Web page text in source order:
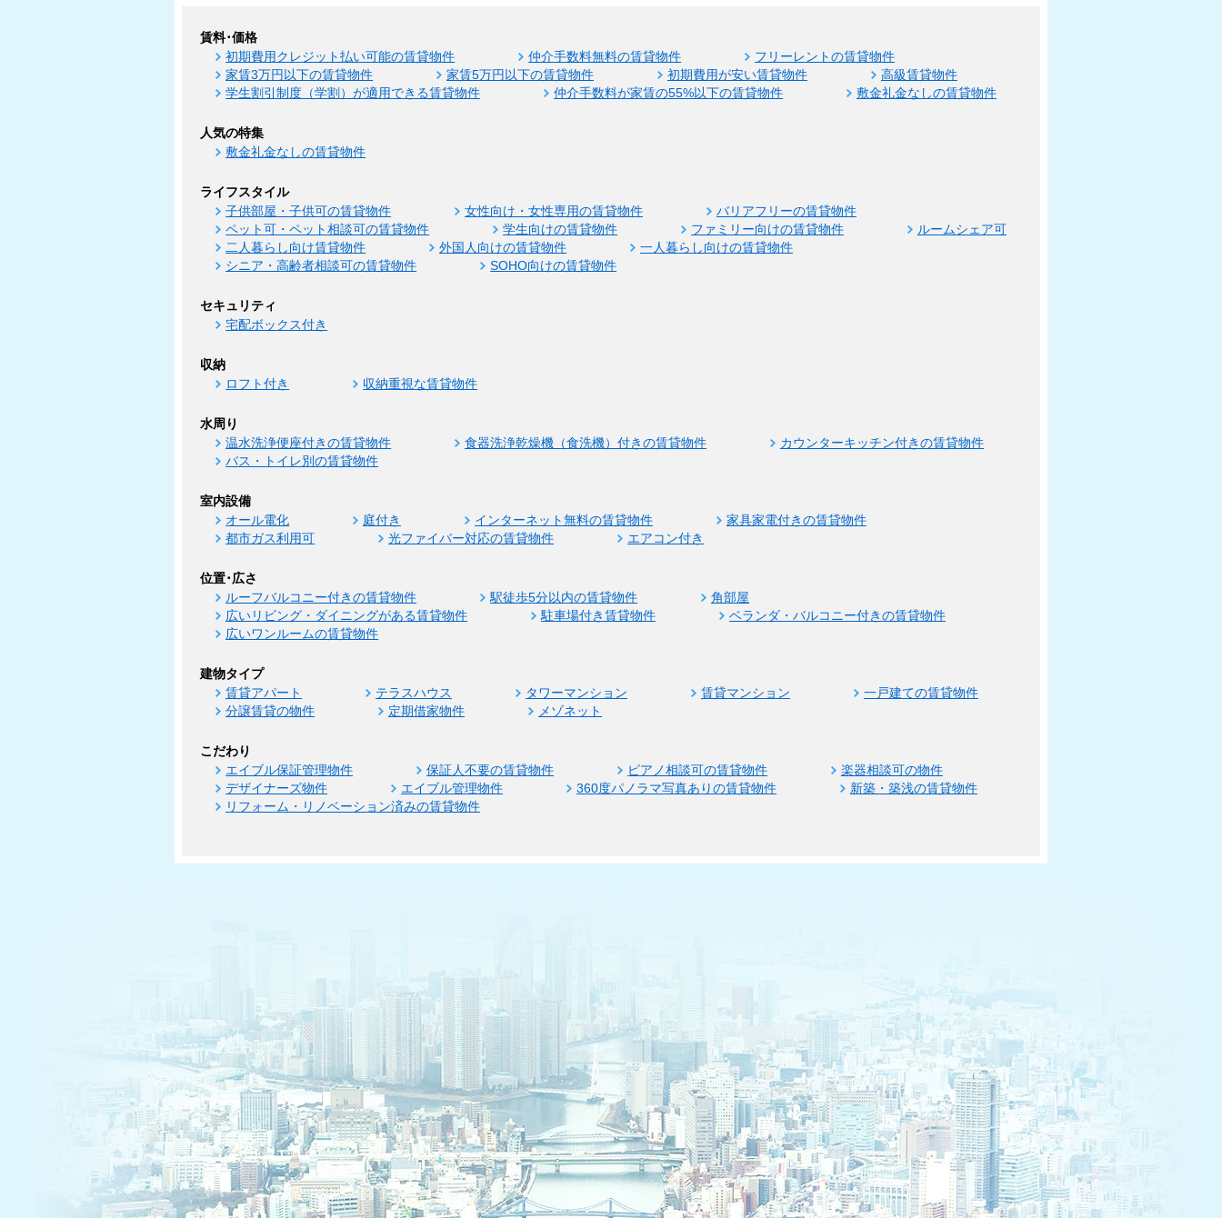
賃料･価格
初期費用クレジット払い可能の賃貸物件 仲介手数料無料の賃貸物件
フリーレントの賃貸物件
家賃3万円以下の賃貸物件
家賃5万円以下の賃貸物件 初期費用が安い賃貸物件
高級賃貸物件
学生割引制度（学割）が適用できる賃貸物件
仲介手数料が家賃の55%以下の賃貸物件 敷金礼金なしの賃貸物件
人気の特集
敷金礼金なしの賃貸物件
ライフスタイル
子供部屋・子供可の賃貸物件 女性向け・女性専用の賃貸物件
バリアフリーの賃貸物件
ペット可・ペット相談可の賃貸物件
学生向けの賃貸物件 ファミリー向けの賃貸物件
ルームシェア可
二人暮らし向け賃貸物件
外国人向けの賃貸物件
一人暮らし向けの賃貸物件
シニア・高齢者相談可の賃貸物件
SOHO向けの賃貸物件
セキュリティ
宅配ボックス付き
収納
ロフト付き 収納重視な賃貸物件
水周り
温水洗浄便座付きの賃貸物件 食器洗浄乾燥機（食洗機）付きの賃貸物件
カウンターキッチン付きの賃貸物件
バス・トイレ別の賃貸物件
室内設備
オール電化 庭付き インターネット無料の賃貸物件
家具家電付きの賃貸物件
都市ガス利用可
光ファイバー対応の賃貸物件 エアコン付き
位置･広さ
ルーフバルコニー付きの賃貸物件 駅徒歩5分以内の賃貸物件
角部屋
広いリビング・ダイニングがある賃貸物件
駐車場付き賃貸物件
ベランダ・バルコニー付きの賃貸物件
広いワンルームの賃貸物件
建物タイプ
賃貸アパート テラスハウス タワーマンション 賃貸マンション
一戸建ての賃貸物件
分譲賃貸の物件
定期借家物件 メゾネット
こだわり
エイブル保証管理物件 保証人不要の賃貸物件 ピアノ相談可の賃貸物件
楽器相談可の物件
デザイナーズ物件
エイブル管理物件 360度パノラマ写真ありの賃貸物件
新築・築浅の賃貸物件
リフォーム・リノベーション済みの賃貸物件